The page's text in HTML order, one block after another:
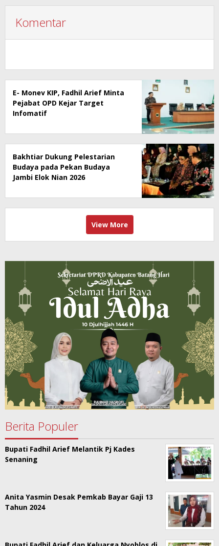
Komentar
E- Monev KIP, Fadhil Arief Minta
Pejabat OPD Kejar Target
Infomatif
Bakhtiar Dukung Pelestarian
Budaya pada Pekan Budaya
Jambi Elok Nian 2026
View More
Berita Populer
Bupati Fadhil Arief Melantik Pj Kades
Senaning
Anita Yasmin Desak Pemkab Bayar Gaji 13
Tahun 2024